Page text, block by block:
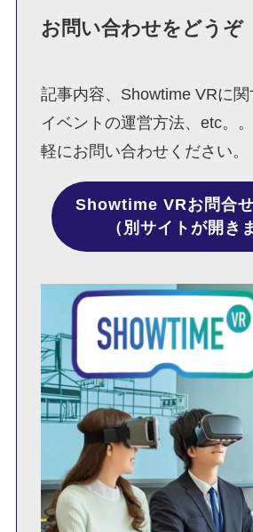
お問い合わせをどうぞ
記事内容、Showtime VRに
イベントの運営方法、etc。
軽にお問い合わせください。
Showtime VRお問合
（別サイトが開き